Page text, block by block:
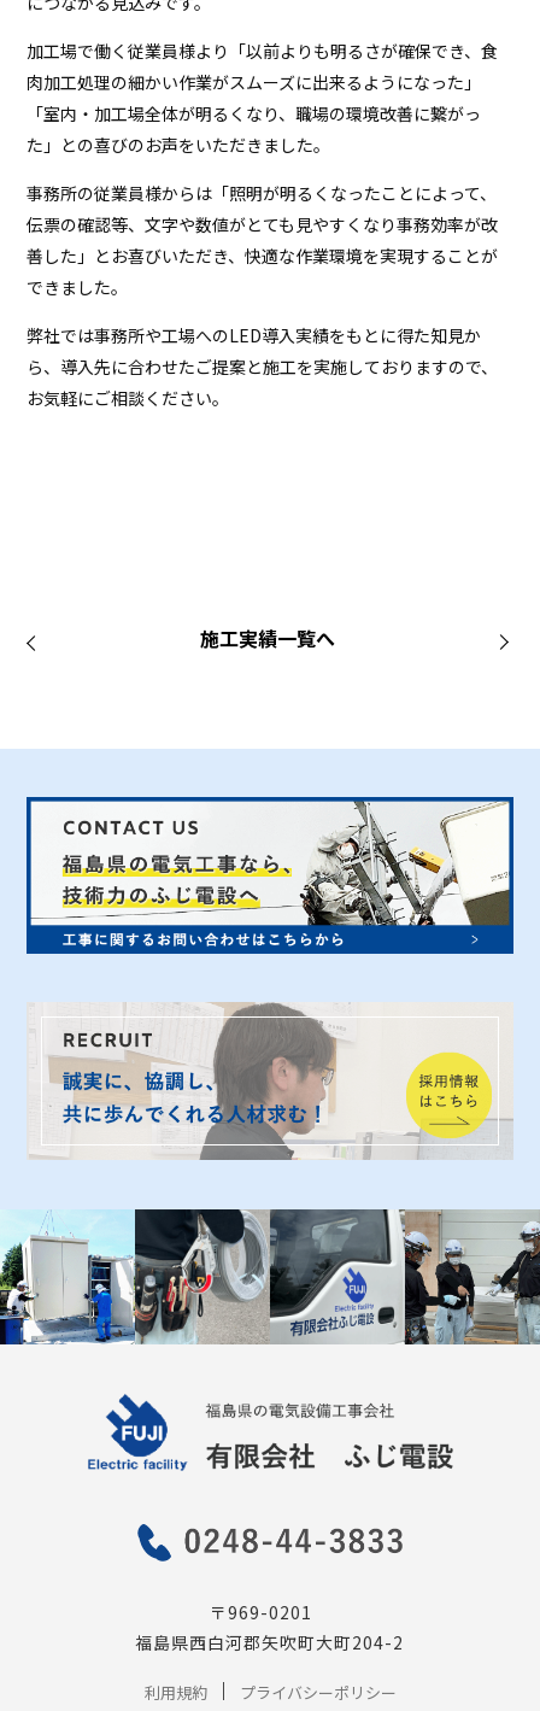
加工場で働く従業員様より「以前よりも明るさが確保でき、食
肉加工処理の細かい作業がスムーズに出来るようになった」
「室内・加工場全体が明るくなり、職場の環境改善に繋がっ
た」との喜びのお声をいただきました。
事務所の従業員様からは「照明が明るくなったことによって、
伝票の確認等、文字や数値がとても見やすくなり事務効率が改
善した」とお喜びいただき、快適な作業環境を実現することが
できました。
弊社では事務所や工場へのLED導入実績をもとに得た知見か
ら、導入先に合わせたご提案と施工を実施しておりますので、
お気軽にご相談ください。
施工実績一覧へ
〒969-0201
福島県西白河郡矢吹町大町204-2
利用規約 プライバシーポリシー